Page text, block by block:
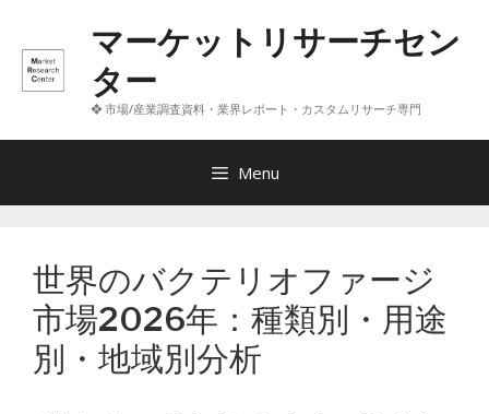
へ
マーケットリサーチセン
ター
❖ 市場/産業調査資料・業界レポート・カスタムリサーチ専門
Menu
世界のバクテリオファージ
市場2026年：種類別・用途
別・地域別分析